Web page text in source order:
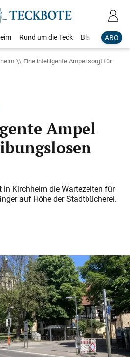
ABO
Rund um die Teck Blaulicht
Eine intelligente Ampel sorgt für
Ampel
Kirchheim die Wartezeiten für
auf Höhe der Stadtbücherei.